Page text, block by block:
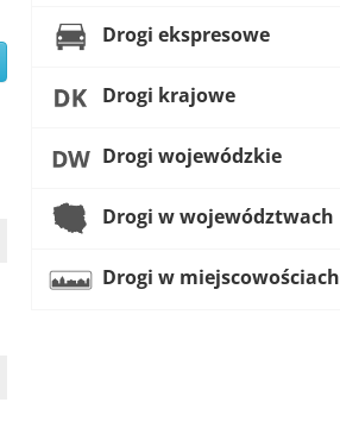
Drogi ekspresowe
Drogi krajowe
Drogi wojewódzkie
Drogi w województwach
Drogi w miejscowościach